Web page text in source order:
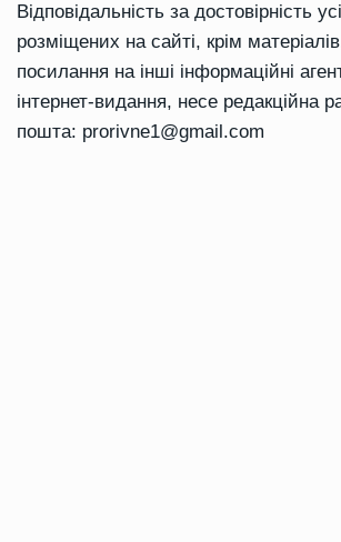
Відповідальність за достовірність
розміщених на сайті, крім
посилання на інші інформаційні
інтернет-видання, несе редакційна
пошта: prorivne1@gmail.com